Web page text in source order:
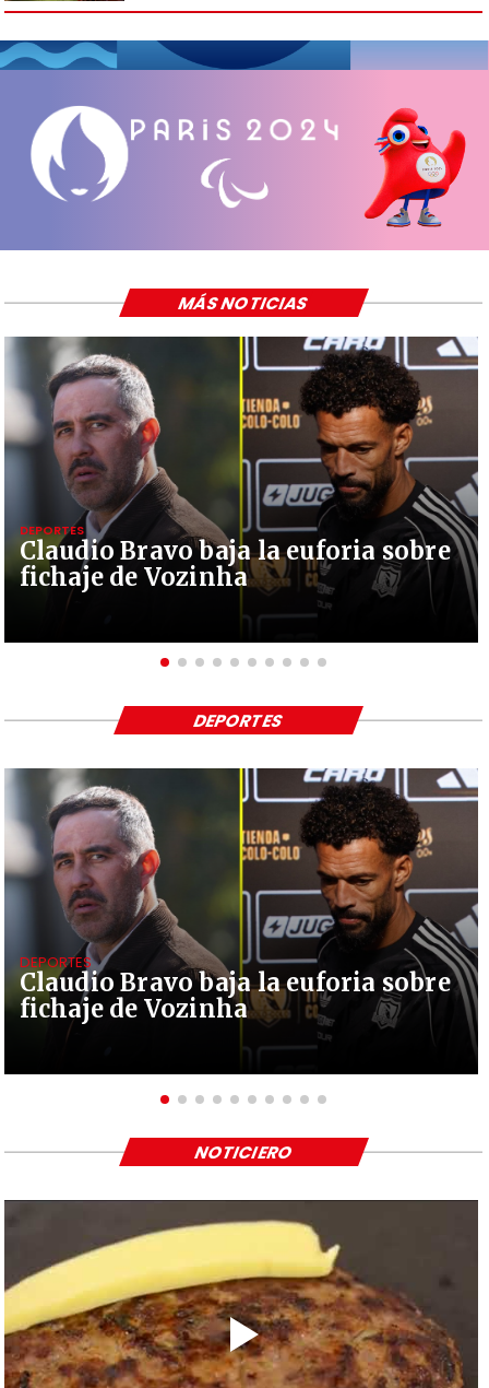
Claudio Bravo baja la euforia sobre
fichaje de Vozinha
DEPORTES
MÁS NOTICIAS
Claudio Bravo baja la euforia sobre
fichaje de Vozinha
DEPORTES
DEPORTES
NOTICIERO